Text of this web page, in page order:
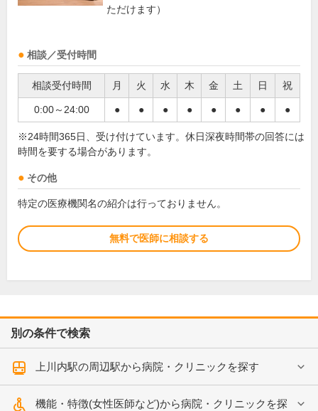
ただけます）
相談／受付時間
相談受付時間 月 火 水 木 金 土 日 祝
0:00～24:00 ● ● ● ● ● ● ● ●
※24時間365日、受け付けています。休日深夜時間帯の回答には
時間を要する場合があります。
その他
特定の医療機関名の紹介は行っておりません。
無料で医師に相談する
別の条件で検索
上川内駅の周辺駅から病院・クリニックを探す
機能・特徴(女性医師など)から病院・クリニックを探